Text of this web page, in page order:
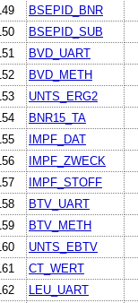
BSEPID_BNR
BSEPID_SUB
BVD_UART
BVD_METH
UNTS_ERG2
BNR15_TA
IMPF_DAT
IMPF_ZWECK
IMPF_STOFF
BTV_UART
BTV_METH
UNTS_EBTV
CT_WERT
LEU_UART